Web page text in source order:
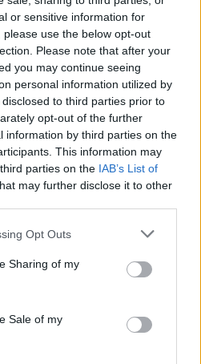
or sensitive information for
use the below opt-out
Please note that after your
you may continue seeing
personal information utilized by
to third parties prior to
opt-out of the further
information by third parties on the
This information may
parties on the IAB’s List of
may further disclose it to other
Opt Outs
Sharing of my
Sale of my
Pjesëtari i MUP-it serb
ndalohet në Jarinjë, MPB-
ja ia heq shtetësinë e
Kosovës
Luçiq shpallet “non grata”
paralajmëron për
avancimin e ndikimit serb